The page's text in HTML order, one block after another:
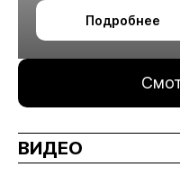
октября в Алматы
Подробнее
ВИДЕО